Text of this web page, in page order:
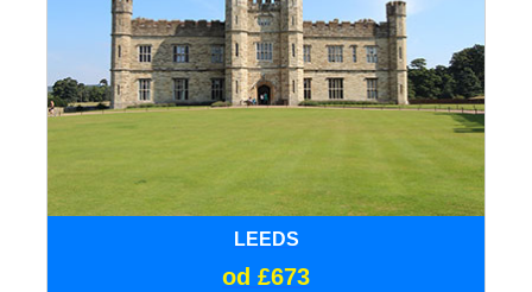
LEEDS
od £673